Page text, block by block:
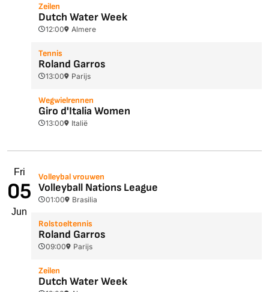
Zeilen
Dutch Water Week
12:00 Almere
Tennis
Roland Garros
13:00 Parijs
Wegwielrennen
Giro d'Italia Women
13:00 Italië
Fri
05
Jun
Volleybal vrouwen
Volleyball Nations League
01:00 Brasilia
Rolstoeltennis
Roland Garros
09:00 Parijs
Zeilen
Dutch Water Week